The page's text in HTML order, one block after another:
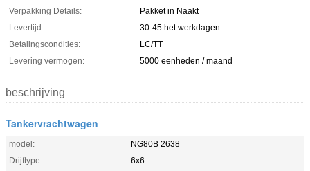
Verpakking Details:
Pakket in Naakt
Levertijd:
30-45 het werkdagen
Betalingscondities:
LC/TT
Levering vermogen:
5000 eenheden / maand
beschrijving
Tankervrachtwagen
model:
NG80B 2638
Drijftype:
6x6